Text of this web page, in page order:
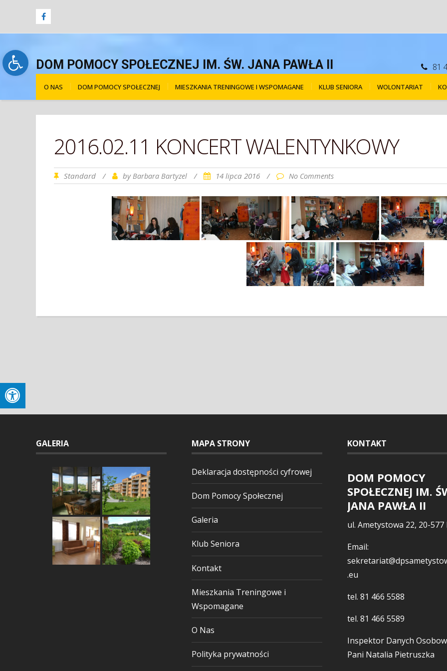
Open toolbarDOM POMOCY SPOŁECZNEJ IM. ŚW. JANA PAWŁA II 81
O NAS DOM POMOCY SPOŁECZNEJ MIESZKANIA TRENINGOWE I WSPOMAGANE KLUB SENIORA WOLONTARIAT
2016.02.11 KONCERT WALENTYNKOWY
Standard / byBarbara Bartyzel / 14 lipca 2016 / No Comments
GALERIA MAPA STRONY
Deklaracja dostępności cyfrowej
Dom Pomocy Społecznej
Galeria
Klub Seniora
Kontakt
Mieszkania Treningowe i
Wspomagane
O Nas
Polityka prywatności
KONTAKT
DOM POMOCY
SPOŁECZNEJ IM.
JANA PAWŁA II
ul. Ametystowa 22, 20-
Email:
.eu
tel. 81 466 5588
tel. 81 466 5589
Inspektor Danych
Pani Natalia Pietruszka